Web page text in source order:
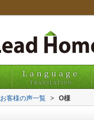
Language
TRANSLATION
お客様の声一覧 > O様